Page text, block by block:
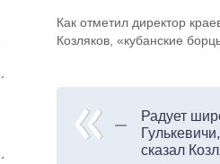
Как отметил директор
Козляков, «кубанские
Радует
сказал